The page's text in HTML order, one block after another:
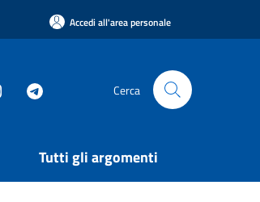
Accedi all'area personale
Cerca
Tutti gli argomenti